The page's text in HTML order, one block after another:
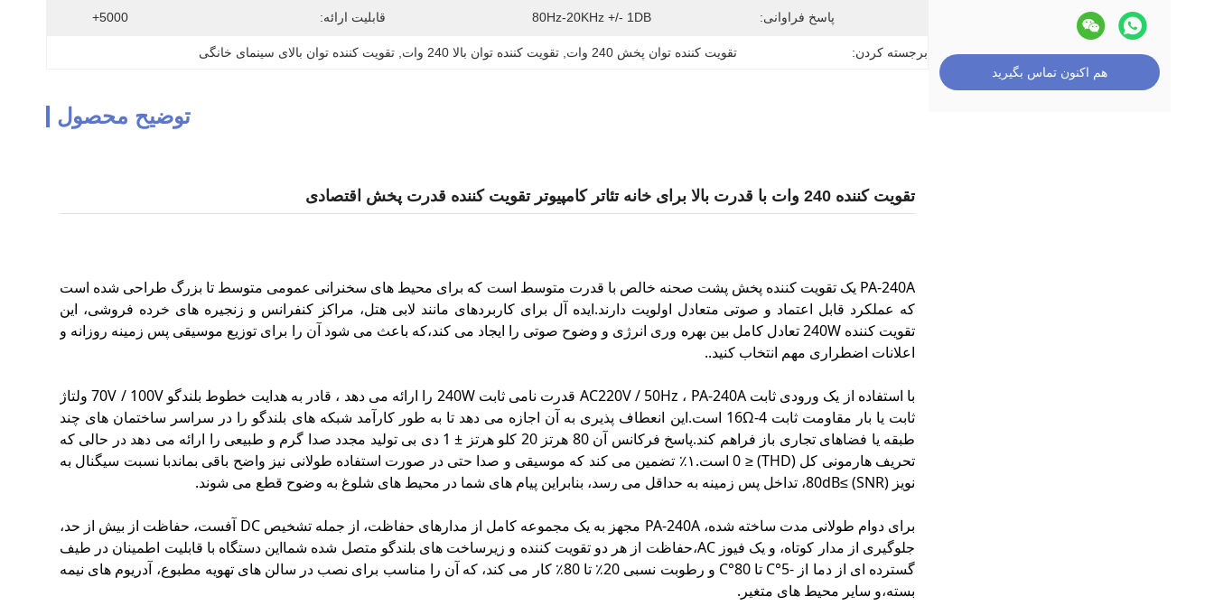
هم اکنون تماس بگیرید
پاسخ فراوانی: 80Hz-20KHz +/- 1DB قابلیت ارائه: 5000+
برجسته کردن: تقویت کننده توان پخش 240 وات , تقویت کننده توان بالا 240 وات , تقویت کننده توان بالای سینمای خانگی
توضیح محصول
تقویت کننده 240 وات با قدرت بالا برای خانه تئاتر کامپیوتر تقویت کننده قدرت پخش اقتصادی
PA-240A یک تقویت کننده پخش پشت صحنه خالص با قدرت متوسط است که برای محیط های سخنرانی عمومی متوسط تا بزرگ طراحی شده است
که عملکرد قابل اعتماد و صوتی متعادل اولویت دارند.ایده آل برای کاربردهای مانند لابی هتل، مراکز کنفرانس و زنجیره های خرده فروشی، این
تقویت کننده 240W تعادل کامل بین بهره وری انرژی و وضوح صوتی را ایجاد می کند،که باعث می شود آن را برای توزیع موسیقی پس زمینه روزانه و
اعلانات اضطراری مهم انتخاب کنید..
با استفاده از یک ورودی ثابت AC220V / 50Hz ، PA-240A قدرت نامی ثابت 240W را ارائه می دهد ، قادر به هدایت خطوط بلندگو 70V / 100V ولتاژ
ثابت یا بار مقاومت ثابت 4-16Ω است.این انعطاف پذیری به آن اجازه می دهد تا به طور کارآمد شبکه های بلندگو را در سراسر ساختمان های چند
طبقه یا فضاهای تجاری باز فراهم کند.پاسخ فرکانس آن 80 هرتز 20 کلو هرتز ± 1 دی بی تولید مجدد صدا گرم و طبیعی را ارائه می دهد در حالی که
تحریف هارمونی کل (THD) ≤ 0 است.۱٪ تضمین می کند که موسیقی و صدا حتی در صورت استفاده طولانی نیز واضح باقی بماندبا نسبت سیگنال به
نویز (SNR) ≥80dB، تداخل پس زمینه به حداقل می رسد، بنابراین پیام های شما در محیط های شلوغ به وضوح قطع می شوند.
برای دوام طولانی مدت ساخته شده، PA-240A مجهز به یک مجموعه کامل از مدارهای حفاظت، از جمله تشخیص DC آفست، حفاظت از بیش از حد،
جلوگیری از مدار کوتاه، و یک فیوز AC،حفاظت از هر دو تقویت کننده و زیرساخت های بلندگو متصل شده شمااین دستگاه با قابلیت اطمینان در طیف
گسترده ای از دما از -5°C تا 80°C و رطوبت نسبی 20٪ تا 80٪ کار می کند، که آن را مناسب برای نصب در سالن های تهویه مطبوع، آدریوم های نیمه
بسته،و سایر محیط های متغیر.